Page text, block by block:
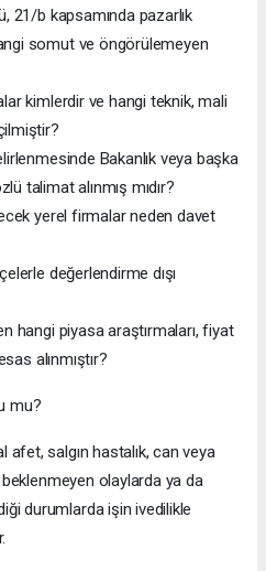
21/b kapsamında pazarlık
somut ve öngörülemeyen
kimlerdir ve hangi teknik, mali
Bakanlık veya başka
talimat alınmış mıdır?
yerel firmalar neden davet
değerlendirme dışı
hangi piyasa araştırmaları, fiyat
alınmıştır?
mu?
salgın hastalık, can veya
olaylarda ya da
durumlarda işin ivedilikle